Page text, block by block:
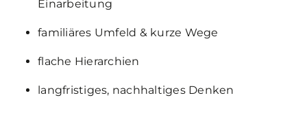
Einarbeitung
familiäres Umfeld & kurze Wege
flache Hierarchien
langfristiges, nachhaltiges Denken